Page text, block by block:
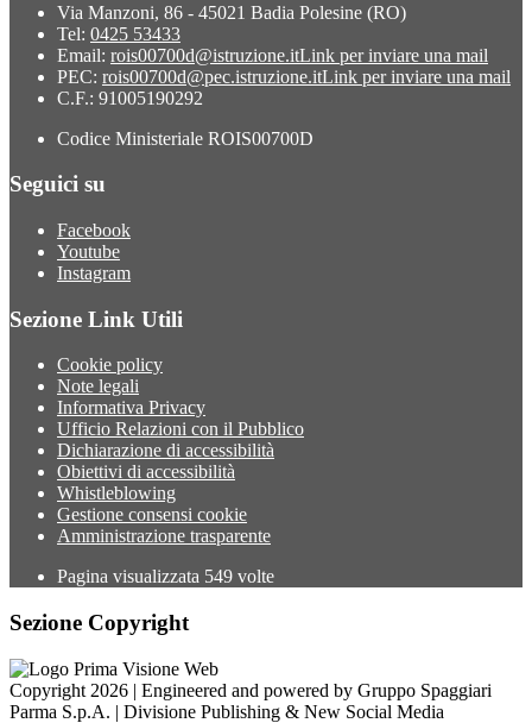
Via Manzoni, 86 - 45021 Badia Polesine (RO)
Tel: 0425 53433
Email: rois00700d@istruzione.itLink per inviare una mail
PEC: rois00700d@pec.istruzione.itLink per inviare una mail
C.F.: 91005190292
Codice Ministeriale ROIS00700D
Seguici su
Facebook
Youtube
Instagram
Sezione Link Utili
Cookie policy
Note legali
Informativa Privacy
Ufficio Relazioni con il Pubblico
Dichiarazione di accessibilità
Obiettivi di accessibilità
Whistleblowing
Gestione consensi cookie
Amministrazione trasparente
Pagina visualizzata 549 volte
Sezione Copyright
Copyright 2026 | Engineered and powered by Gruppo Spaggiari
Parma S.p.A. | Divisione Publishing & New Social Media